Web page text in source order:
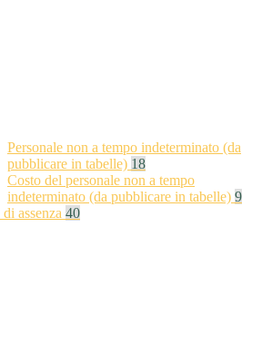
Personale non a tempo indeterminato (da
pubblicare in tabelle) 18
Costo del personale non a tempo
indeterminato (da pubblicare in tabelle) 9
di assenza 40